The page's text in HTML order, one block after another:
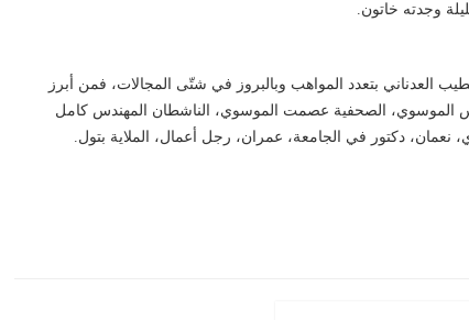
وجدته خاتون.
العدناني بتعدد المواهب وبالبروز في شتّى المجالات، فمن أبرز
الموسوي، الصحفية عصمت الموسوي، الناشطان المهندس كامل
نعمان، دكتور في الجامعة، عمران، رجل أعمال، الملاية بتول.